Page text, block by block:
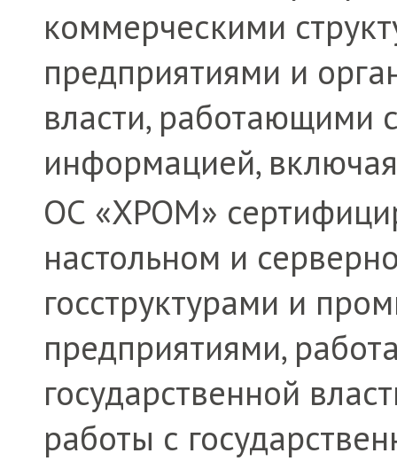
коммерческими
предприятиями и
власти, работающими
информацией,
ОС «ХРОМ»
настольном и
госструктурами и
предприятиями,
государственной
работы с